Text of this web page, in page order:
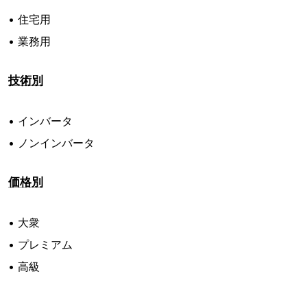
• 住宅用
• 業務用
技術別
• インバータ
• ノンインバータ
価格別
• 大衆
• プレミアム
• 高級